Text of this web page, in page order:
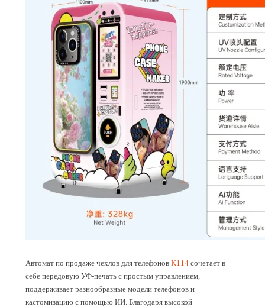
Автомат по продаже чехлов для телефонов K114 сочетает в
себе передовую УФ-печать с простым управлением,
поддерживает разнообразные модели телефонов и
кастомизацию с помощью ИИ. Благодаря высокой